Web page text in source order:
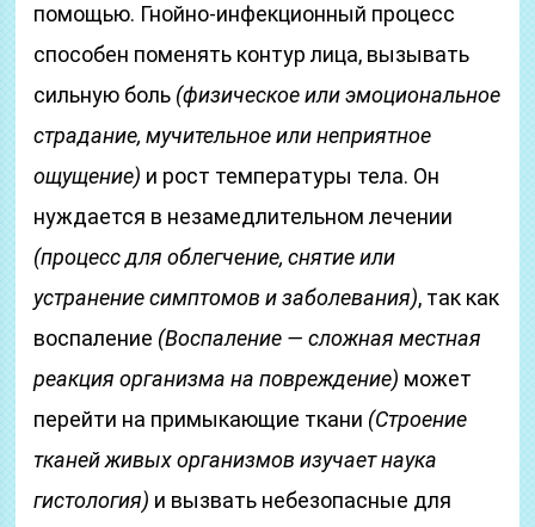
помощью. Гнойно-инфекционный процесс
способен поменять контур лица, вызывать
сильную боль (физическое или эмоциональное
страдание, мучительное или неприятное
ощущение) и рост температуры тела. Он
нуждается в незамедлительном лечении
(процесс для облегчение, снятие или
устранение симптомов и заболевания), так как
воспаление (Воспаление — сложная местная
реакция организма на повреждение) может
перейти на примыкающие ткани (Строение
тканей живых организмов изучает наука
гистология) и вызвать небезопасные для